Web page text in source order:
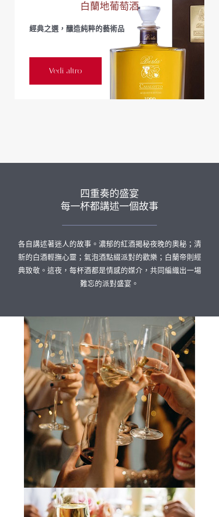
白蘭地葡萄酒
經典之選，釀造純粹的藝術品
Vedi altro
四重奏的盛宴
每一杯都講述一個故事
各自講述著迷人的故事。濃郁的紅酒揭秘夜晚的奧秘；清
新的白酒輕撫心靈；氣泡酒點綴派對的歡樂；白蘭帝則經
典致敬。這夜，每杯酒都是情感的媒介，共同編織出一場
難忘的派對盛宴。